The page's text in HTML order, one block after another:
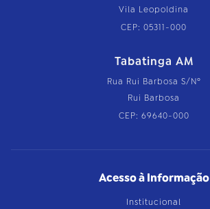
Vila Leopoldina
CEP: 05311-000
Tabatinga AM
Rua Rui Barbosa S/Nº
Rui Barbosa
CEP: 69640-000
Acesso à Informação
Institucional